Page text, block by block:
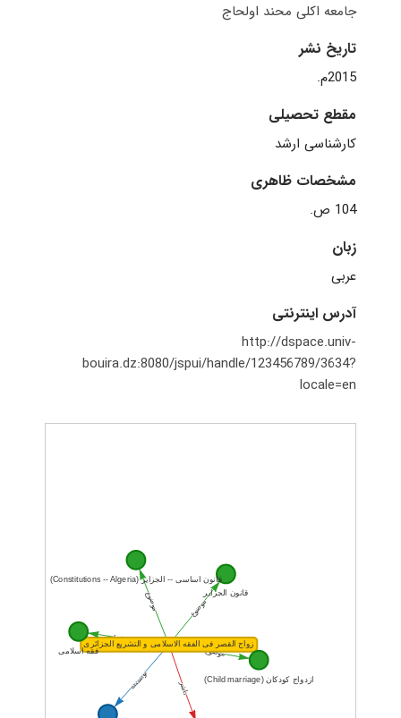
جامعه اکلی محند اولحاج
تاریخ نشر
2015م.
مقطع تحصیلی
کارشناسی ارشد
مشخصات ظاهری
104 ص.
زبان
عربی
آدرس اینترنتی
http://dspace.univ-
bouira.dz:8080/jspui/handle/123456789/3634?
locale=en